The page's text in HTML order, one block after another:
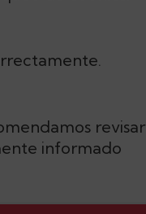
revisar
informado